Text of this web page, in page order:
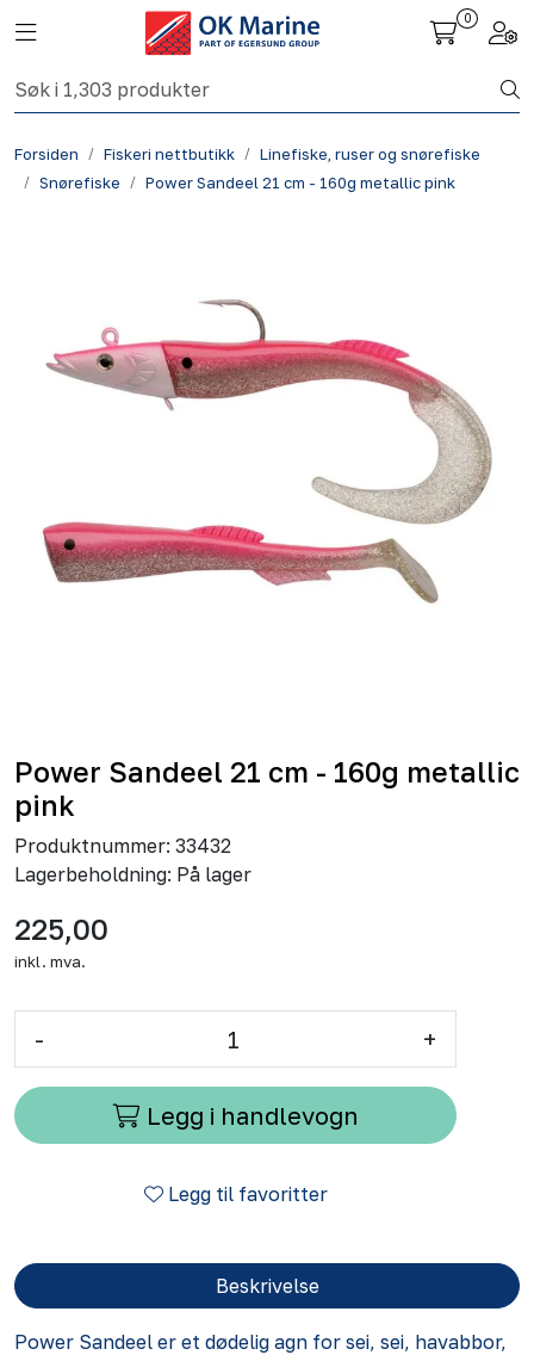
Skip to main content
Toggle navigation
0
Forsiden Fiskeri nettbutikk
Linefiske, ruser og snørefiske
Snørefiske
Power Sandeel 21 cm - 160g metallic pink
Power Sandeel 21 cm - 160g metallic
pink
Produktnummer: 33432
Lagerbeholdning: På lager
225,00
inkl. mva.
- +
Legg i handlevogn
Legg til favoritter
Beskrivelse
Power Sandeel er et dødelig agn for sei, sei, havabbor,
Fiskeri nettbutikk
Havbruk
Kontakt